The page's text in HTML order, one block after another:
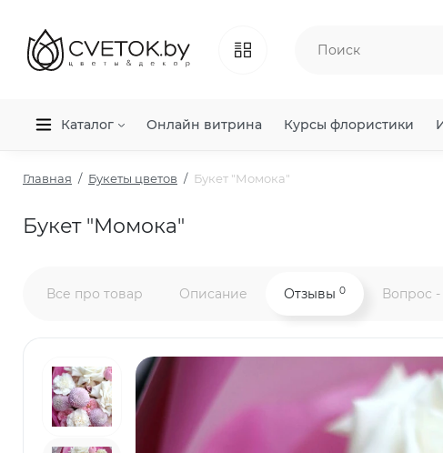
Каталог Онлайн витрина Курсы флористики
Главная Букеты цветов Букет "Момока"
Букет "Момока"
Все про товар Описание Отзывы 0 Вопрос -